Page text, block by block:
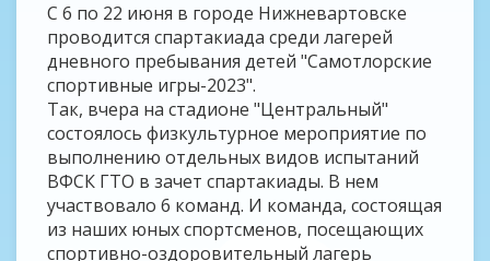
С 6 по 22 июня в городе Нижневартовске
проводится спартакиада среди лагерей
дневного пребывания детей "Самотлорские
спортивные игры-2023".
Так, вчера на стадионе "Центральный"
состоялось физкультурное мероприятие по
выполнению отдельных видов испытаний
ВФСК ГТО в зачет спартакиады. В нем
участвовало 6 команд. И команда, состоящая
из наших юных спортсменов, посещающих
спортивно-оздоровительный лагерь